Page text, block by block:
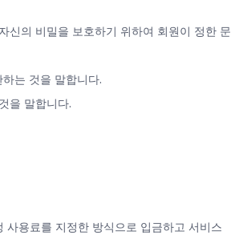
신의 비밀을 보호하기 위하여 회원이 정한 문
는 것을 말합니다.
을 말합니다.
용료를 지정한 방식으로 입금하고 서비스